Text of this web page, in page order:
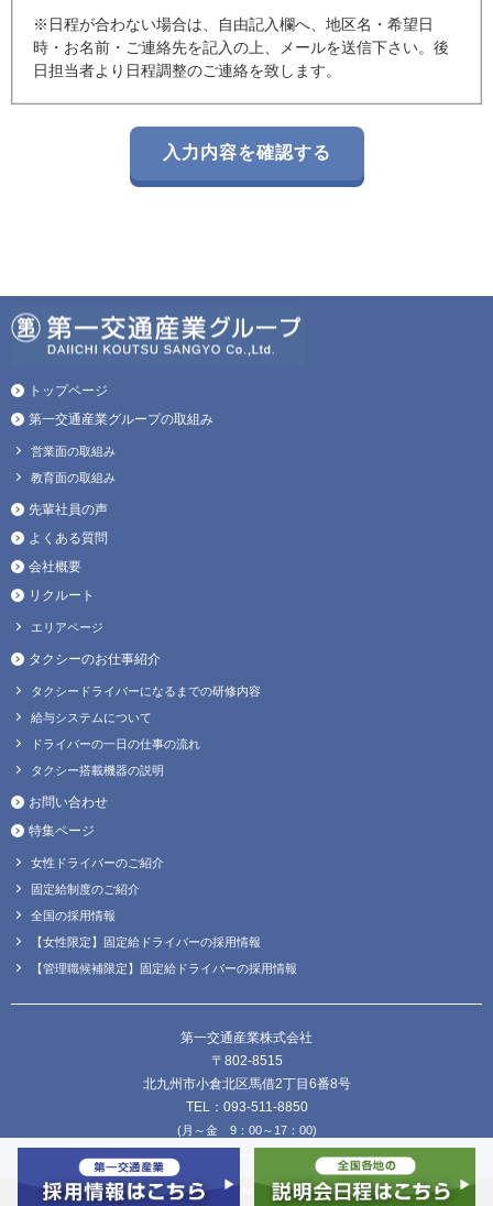
※日程が合わない場合は、自由記入欄へ、地区名・希望日
時・お名前・ご連絡先を記入の上、メールを送信下さい。後
日担当者より日程調整のご連絡を致します。
トップページ
第一交通産業グループの取組み
営業面の取組み
教育面の取組み
先輩社員の声
よくある質問
会社概要
リクルート
エリアページ
タクシーのお仕事紹介
タクシードライバーになるまでの研修内容
給与システムについて
ドライバーの一日の仕事の流れ
タクシー搭載機器の説明
お問い合わせ
特集ページ
女性ドライバーのご紹介
固定給制度のご紹介
全国の採用情報
【女性限定】固定給ドライバーの採用情報
【管理職候補限定】固定給ドライバーの採用情報
第一交通産業株式会社
〒802-8515
北九州市小倉北区馬借2丁目6番8号
TEL：093-511-8850
(月～金 9：00～17：00)
FAX：093-511-8838
Copyright © DAIICHI KOUTSU SANGYO Co.,Ltd. all Rights Reserved.